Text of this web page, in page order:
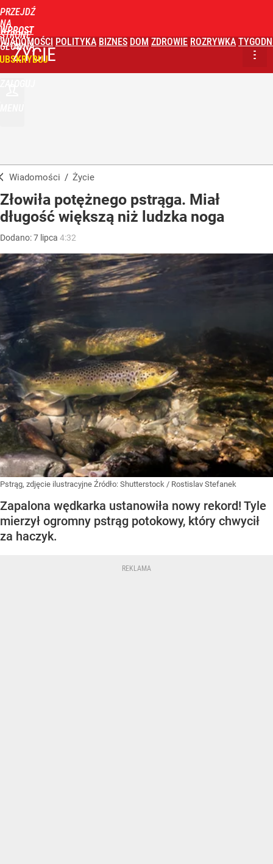
PRZEJDŹ
NA
STRONĘ
GŁÓWNĄ
WPROST
WIADOMOŚCI POLITYKA BIZNES DOM ZDROWIE ROZRYWKA
ŻYCIE
Wiadomości / Życie
Złowiła potężnego pstrąga. Miał
długość większą niż ludzka noga
Dodano:7 lipca 4:32
Pstrąg, zdjęcie ilustracyjne Źródło: Shutterstock / Rostislav Stefanek
Zapalona wędkarka ustanowiła nowy rekord! Tyle
mierzył ogromny pstrąg potokowy, który chwycił
za haczyk.